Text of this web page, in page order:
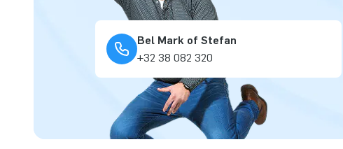
Bel Mark of Stefan
+32 38 082 320